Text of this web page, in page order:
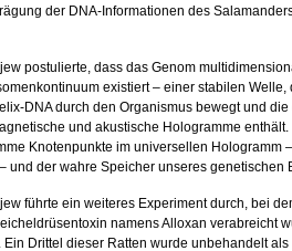
der DNA-Informationen des
postulierte, dass das Genom
existiert – einer stabilen
DNA durch den Organismus bewegt und
und akustische Hologramme
Knotenpunkte im universellen Hologramm
und der wahre Speicher unseres genetischen
führte ein weiteres Experiment durch, bei
namens Alloxan verabreicht
Ein Drittel dieser Ratten wurde unbehandelt